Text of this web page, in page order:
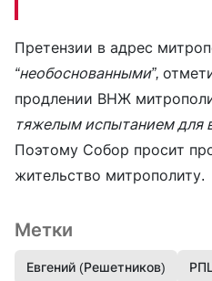
Претензии в адрес
“необоснованными”,
продлении ВНЖ
тяжелым испытанием для
Поэтому Собор просит
жительство митрополиту.
Метки
Евгений (Решетников)